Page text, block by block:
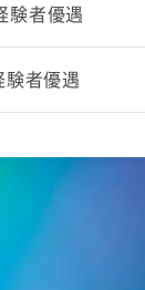
験者優遇
者優遇